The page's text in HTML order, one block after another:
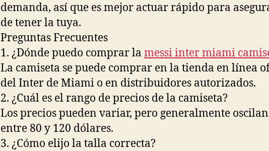
demanda, así que es mejor actuar rápido para
de tener la tuya.
Preguntas Frecuentes
1. ¿Dónde puedo comprar la messi inter miami
La camiseta se puede comprar en la tienda en línea
del Inter de Miami o en distribuidores autorizados.
2. ¿Cuál es el rango de precios de la camiseta?
Los precios pueden variar, pero generalmente oscilan
entre 80 y 120 dólares.
3. ¿Cómo elijo la talla correcta?